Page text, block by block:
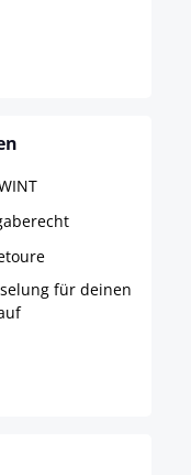
für deinen